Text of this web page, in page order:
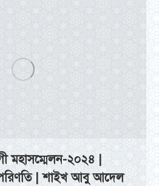
মহাসম্মেলন-২০২৪ |
পরিণতি | শাইখ আবু আদেল